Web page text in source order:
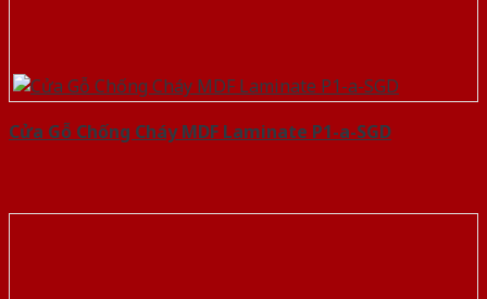
Cửa Gỗ Chống Cháy MDF Laminate P1-a-SGD